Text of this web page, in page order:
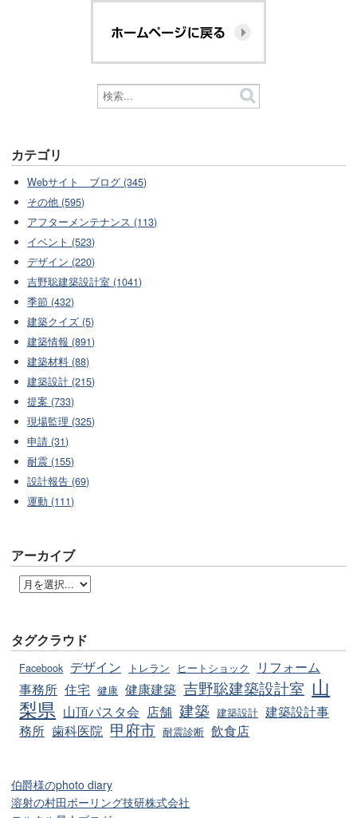
カテゴリ
Webサイト ブログ (345)
その他 (595)
アフターメンテナンス (113)
イベント (523)
デザイン (220)
吉野聡建築設計室 (1041)
季節 (432)
建築クイズ (5)
建築情報 (891)
建築材料 (88)
建築設計 (215)
提案 (733)
現場監理 (325)
申請 (31)
耐震 (155)
設計報告 (69)
運動 (111)
アーカイブ
タグクラウド
Facebook デザイン トレラン ヒートショック
リフォーム
事務所 住宅 健康 健康建築 吉野聡建築設計室 山
梨県 山頂パスタ会 店舗 建築 建築設計 建築設計事
務所 歯科医院 甲府市 耐震診断 飲食店
伯爵様のphoto diary
溶射の村田ボーリング技研株式会社